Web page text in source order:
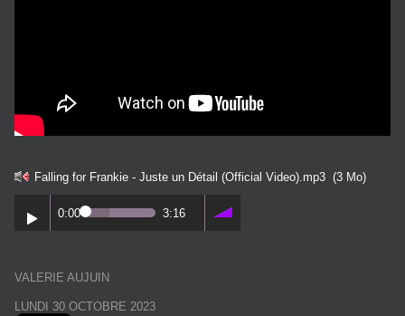
Falling for Frankie - Juste un Détail (Official Video).mp3 (3 Mo)
0:00 3:16
VALERIE AUJUIN
LUNDI 30 OCTOBRE 2023